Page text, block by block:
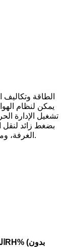
يمكن لنظام
الغرفة، ومما يضمن بيئة نظيفة للمعدات في غرفة الماكينة.